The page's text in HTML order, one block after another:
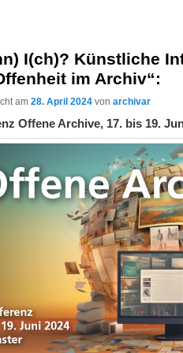
I(ch)? Künstliche
im Archiv“:
am28. April 2024 vonarchivar
Offene Archive, 17. bis 19.